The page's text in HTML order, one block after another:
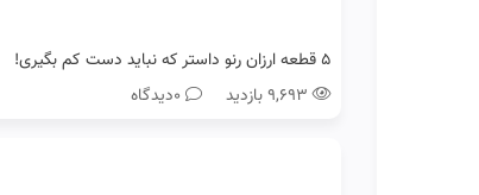
5 قطعه ارزان رنو داستر که نباید دست کم بگیری!
۹,۶۹۳ بازدید
0دیدگاه